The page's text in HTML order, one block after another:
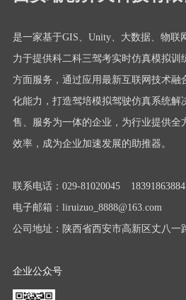
是一家基于GIS、Unity、大数据、物联
力于提供科二科三驾考实时仿真模拟训
方面服务，通过应用最新互联网技术融
化能力，打造驾培模拟驾驶仿真系统解
售、服务为一体的企业，为行业提供全
效率，成为企业加速发展的助推器。
联系电话：029-81020045 18391863884
电子邮箱：liruizuo_8888@163.com
公司地址：陕西省西安市高新区丈八一
企业公众号